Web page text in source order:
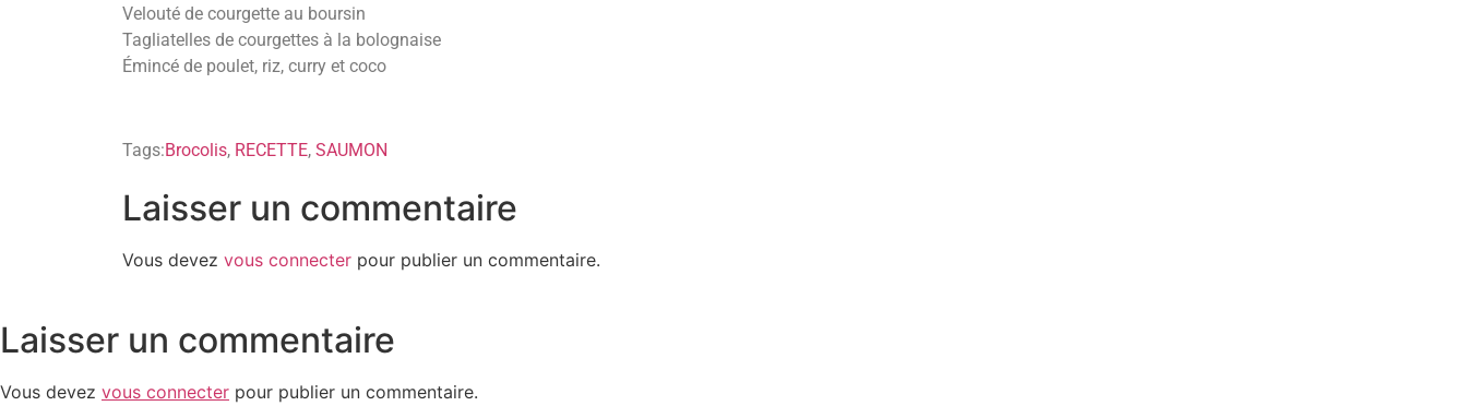
Velouté de courgette au boursin
Tagliatelles de courgettes à la bolognaise
Émincé de poulet, riz, curry et coco
Tags:Brocolis, RECETTE, SAUMON
Laisser un commentaire
Vous devez vous connecter pour publier un commentaire.
Laisser un commentaire
Vous devez vous connecter pour publier un commentaire.